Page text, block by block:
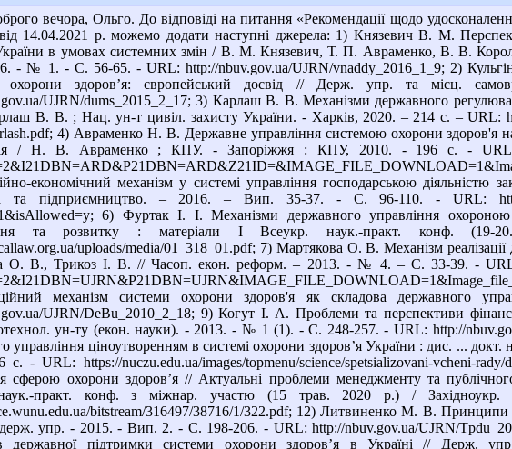
вечора, Ольго. До відповіді на питання «Рекомендації щодо
14.04.2021 р. можемо додати наступні джерела: 1) Князевич В. М.
в умовах системних змін / В. М. Князевич, Т. П. Авраменко, В. В.
- № 1. - С. 56-65. - URL: http://nbuv.gov.ua/UJRN/vnaddy_2016_1_9; 2)
охорони здоров’я: європейський досвід // Держ. упр. та місц.
UJRN/dums_2015_2_17; 3) Карлаш В. В. Механізми державного
В. В. ; Нац. ун-т цивіл. захисту України. - Харків, 2020. – 214 с. – URL:
4) Авраменко Н. В. Державне управління системою охорони здоров'я
/ Н. В. Авраменко ; КПУ. - Запоріжжя : КПУ, 2010. - 196 с. - URL:
економічний механізм у системі управління господарською
та підприємництво. – 2016. – Вип. 35-37. - С. 96-110. - URL: http://
6) Фуртак І. І. Механізми державного управління
та розвитку : матеріали І Всеукр. наук.-практ. конф.
uploads/media/01_318_01.pdf; 7) Мартякова О. В. Механізм
О. В., Трикоз І. В. // Часоп. екон. реформ. – 2013. - № 4. – С. 33-39. - URL:
механізм системи охорони здоров'я як складова
UJRN/DeBu_2010_2_18; 9) Когут І. А. Проблеми та перспективи
ун-ту (екон. науки). - 2013. - № 1 (1). - С. 248-257. - URL: http://
управління ціноутворенням в системі охорони здоров’я України : дис. ...
с. - URL: https://nuczu.edu.ua/images/topmenu/science/spetsializovani-vcheni-
сферою охорони здоров’я // Актуальні проблеми менеджменту та
практ. конф. з міжнар. участю (15 трав. 2020 р.) /
bitstream/316497/38716/1/322.pdf; 12) Литвиненко М. В. Принципи
упр. - 2015. - Вип. 2. - С. 198-206. - URL: http://nbuv.gov.ua/UJRN/
державної підтримки системи охорони здоров’я в Україні //